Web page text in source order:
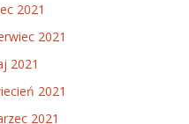
2021
2021
2021
2021
2021